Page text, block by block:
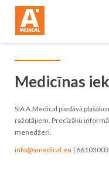
Medicīnas
SIA A.Medical piedāvā
ražotājiem. Precīzāku
menedžeri.
info@amedical.eu | 66103003